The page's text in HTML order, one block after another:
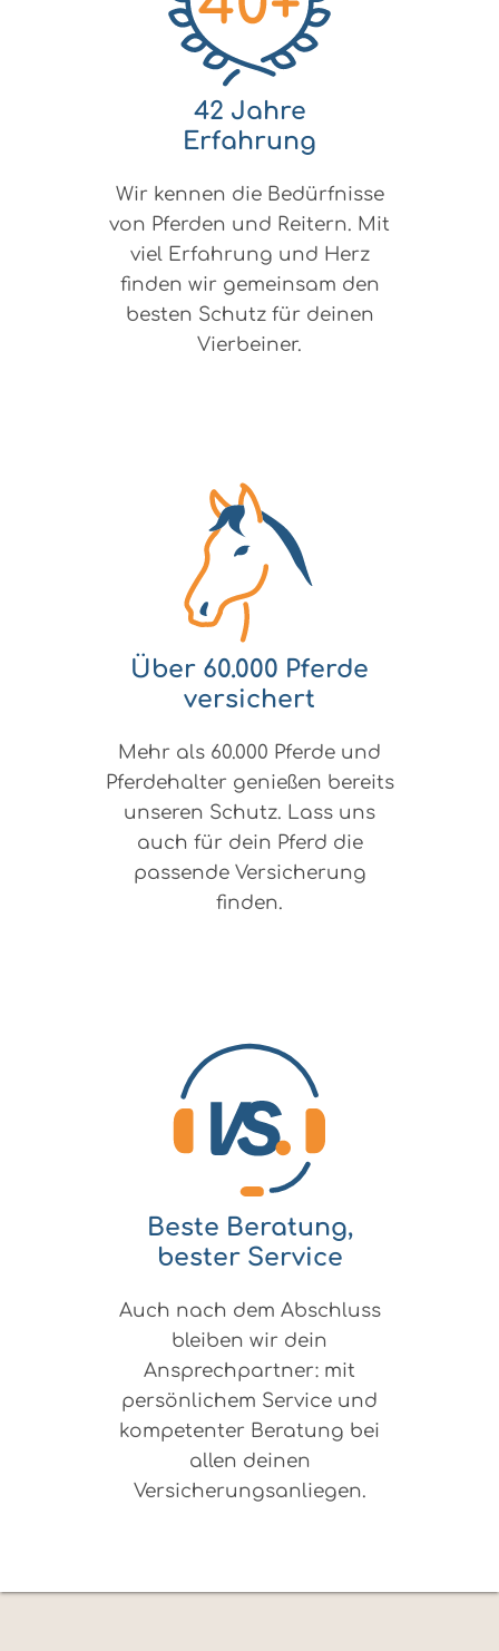
42 Jahre
Erfahrung
Wir kennen die Bedürfnisse
von Pferden und Reitern. Mit
viel Erfahrung und Herz
finden wir gemeinsam den
besten Schutz für deinen
Vierbeiner.
Über 60.000 Pferde
versichert
Mehr als 60.000 Pferde und
Pferdehalter genießen bereits
unseren Schutz. Lass uns
auch für dein Pferd die
passende Versicherung
finden.
Beste Beratung,
bester Service
Auch nach dem Abschluss
bleiben wir dein
Ansprechpartner: mit
persönlichem Service und
kompetenter Beratung bei
allen deinen
Versicherungsanliegen.